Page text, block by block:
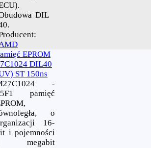
DIL
EPROM
DIL40
ST 150ns
-
pamięć
o
16-
i pojemności
megabit